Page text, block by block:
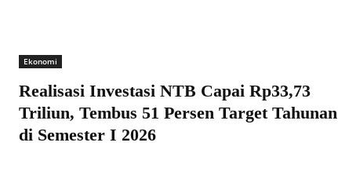
Ekonomi
Realisasi Investasi NTB Capai Rp33,73
Triliun, Tembus 51 Persen Target Tahunan
di Semester I 2026